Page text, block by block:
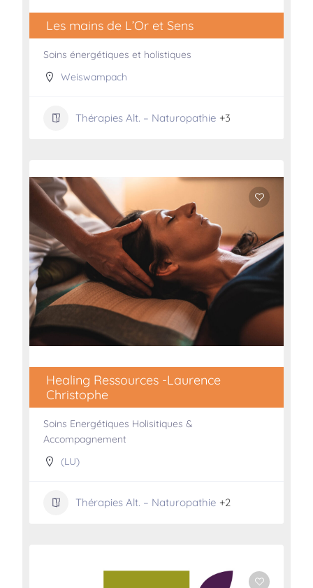
Les mains de L’Or et Sens
Soins énergétiques et holistiques
Weiswampach
Thérapies Alt. – Naturopathie +3
Healing Ressources -Laurence
Christophe
Soins Energétiques Holisitiques &
Accompagnement
(LU)
Thérapies Alt. – Naturopathie +2